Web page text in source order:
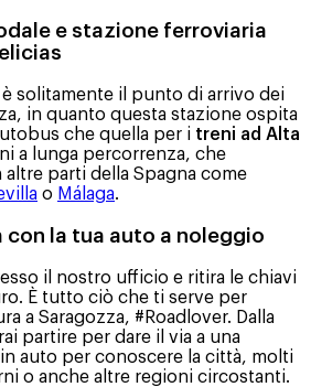
e stazione ferroviaria
è solitamente il punto di arrivo dei
in quanto questa stazione ospita
che quella per i treni ad Alta
a lunga percorrenza, che
parti della Spagna come
o Málaga.
con la tua auto a noleggio
il nostro ufficio e ritira le chiavi
È tutto ciò che ti serve per
a Saragozza, #Roadlover. Dalla
partire per dare il via a una
auto per conoscere la città, molti
o anche altre regioni circostanti.